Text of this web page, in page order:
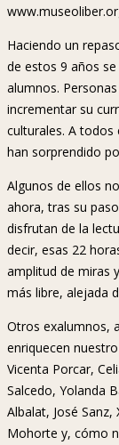
Haciendo un
de estos 9 años
alumnos.
incrementar su
culturales. A todos
han sorprendido
Algunos de ellos
ahora, tras su
disfrutan de la
decir, esas 22
amplitud de miras
más libre, alejada
Otros exalumnos,
enriquecen
Vicenta Porcar,
Salcedo, Yolanda
Albalat, José
Mohorte y, cómo